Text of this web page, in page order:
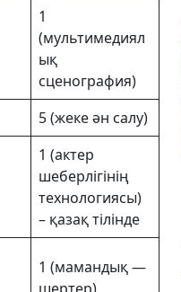
1
(мультимедиял
ық
сценография)
5 (жеке ән салу)
1 (актер
шеберлігінің
технологиясы)
– қазақ тілінде
1 (мамандық —